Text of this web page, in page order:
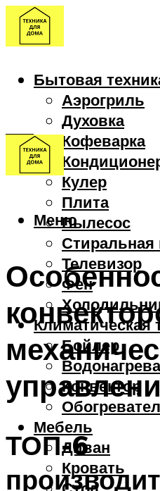
Бытовая
Аэрогриль
Духовка
Кофеварка
Кулер
Плита
Пылесос
Телевизор
Фен
Климатическая
Бойлер
Конвектор
Мебель
Диван
Кровать
Меню
ТОП-6